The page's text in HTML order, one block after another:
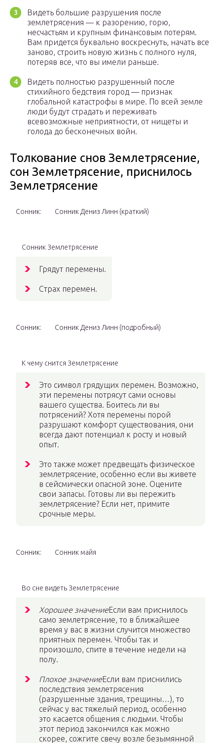
Видеть большие разрушения после
землетрясения — к разорению, горю,
несчастьям и крупным финансовым потерям.
Вам придется буквально воскреснуть, начать все
заново, строить новую жизнь с полного нуля,
потеряв все, что вы имели раньше.
Видеть полностью разрушенный после
стихийного бедствия город — признак
глобальной катастрофы в мире. По всей земле
люди будут страдать и переживать
всевозможные неприятности, от нищеты и
голода до бесконечных войн.
Толкование снов Землетрясение,
сон Землетрясение, приснилось
Землетрясение
Сонник: Сонник Дениз Линн (краткий)
Сонник Землетрясение
Грядут перемены.
Страх перемен.
Сонник: Сонник Дениз Линн (подробный)
К чему снится Землетрясение
Это символ грядущих перемен. Возможно,
эти перемены потрясут сами основы
вашего существа. Боитесь ли вы
потрясений? Хотя перемены порой
разрушают комфорт существования, они
всегда дают потенциал к росту и новый
опыт.
Это также может предвещать физическое
землетрясение, особенно если вы живете
в сейсмически опасной зоне. Оцените
свои запасы. Готовы ли вы пережить
землетрясение? Если нет, примите
срочные меры.
Сонник: Сонник майя
Во сне видеть Землетрясение
Хорошее значениеЕсли вам приснилось
само землетрясение, то в ближайшее
время у вас в жизни случится множество
приятных перемен. Чтобы так и
произошло, спите в течение недели на
полу.
Плохое значениеЕсли вам приснились
последствия землетрясения
(разрушенные здания, трещины…), то
сейчас у вас тяжелый период, особенно
это касается общения с людьми. Чтобы
этот период закончился как можно
скорее, сожгите свечу возле безымянной